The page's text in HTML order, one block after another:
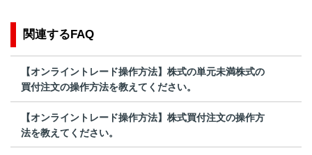
関連するFAQ
【オンライントレード操作方法】株式の単元未満株式の
買付注文の操作方法を教えてください。
【オンライントレード操作方法】株式買付注文の操作方
法を教えてください。